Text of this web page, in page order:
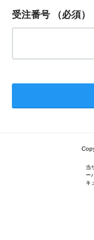
受注番号 （必須）
当
ー
キ